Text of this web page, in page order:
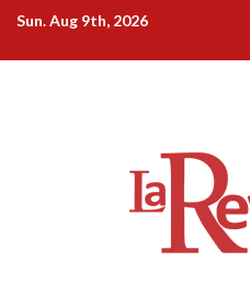
Skip
content
Sun. Aug 9th, 2026